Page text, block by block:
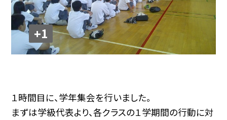
+1
１時間目に、学年集会を行いました。
まずは学級代表より、各クラスの１学期間の行動に対